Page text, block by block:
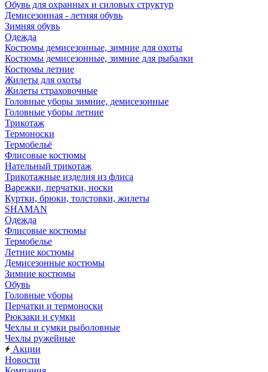
Обувь для охранных и силовых структур
Демисезонная - летняя обувь
Зимняя обувь
Одежда
Костюмы демисезонные, зимние для охоты
Костюмы демисезонные, зимние для рыбалки
Костюмы летние
Жилеты для охоты
Жилеты страховочные
Головные уборы зимние, демисезонные
Головные уборы летние
Трикотаж
Термоноски
Термобельё
Флисовые костюмы
Нательный трикотаж
Трикотажные изделия из флиса
Варежки, перчатки, носки
Куртки, брюки, толстовки, жилеты
SHAMAN
Одежда
Флисовые костюмы
Термобелье
Летние костюмы
Демисезонные костюмы
Зимние костюмы
Обувь
Головные уборы
Перчатки и термоноски
Рюкзаки и сумки
Чехлы и сумки рыболовные
Чехлы ружейные
Акции
Новости